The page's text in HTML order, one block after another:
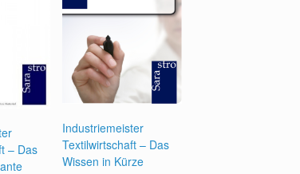
– Das
Industriemeister
Textilwirtschaft – Das
Wissen in Kürze